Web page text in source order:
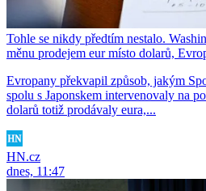
Tohle se nikdy předtím nestalo.
měnu prodejem eur místo dolarů,
Evropany překvapil způsob, jakým
spolu s Japonskem intervenovaly na
dolarů totiž prodávaly eura,...
HN.cz
dnes, 11:47